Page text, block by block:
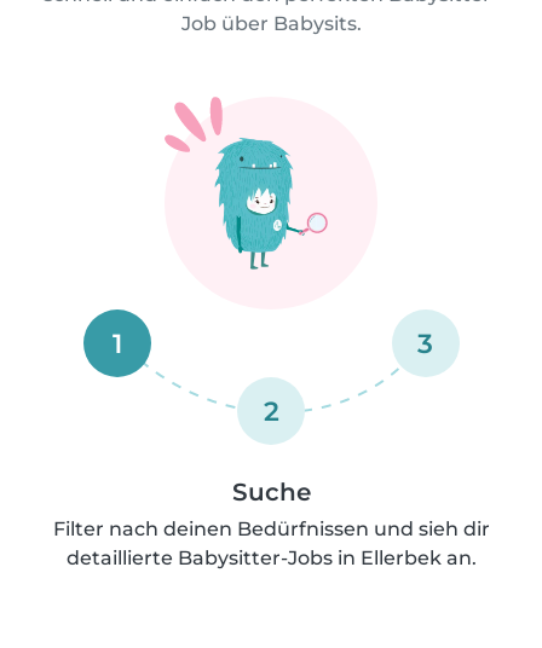
Job über Babysits.
1
2
3
Suche
Filter nach deinen Bedürfnissen und sieh dir
detaillierte Babysitter-Jobs in Ellerbek an.